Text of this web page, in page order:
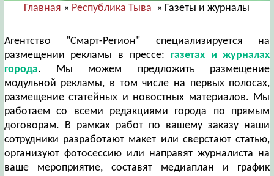
Главная » Республика Тыва » Газеты и журналы
Агентство "Смарт-Регион" специализируется на
размещении рекламы в прессе: газетах и журналах
города. Мы можем предложить размещение
модульной рекламы, в том числе на первых полосах,
размещение статейных и новостных материалов. Мы
работаем со всеми редакциями города по прямым
договорам. В рамках работ по вашему заказу наши
сотрудники разработают макет или сверстают статью,
организуют фотосессию или направят журналиста на
ваше мероприятие, составят медиаплан и график